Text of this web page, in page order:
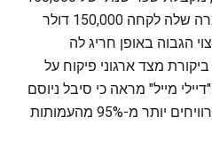
דולר מ"פרויקט הייצוג", והחברה שלה לקחה 150,000 דולר
הגבוה באופן חריג לה
מצד ארגוני פיקוח על
מייל" מראה כי סיבל ניוסם
ועמיתיה להנהלת העמותה מרוויחים יותר מ-95% מהעמותות